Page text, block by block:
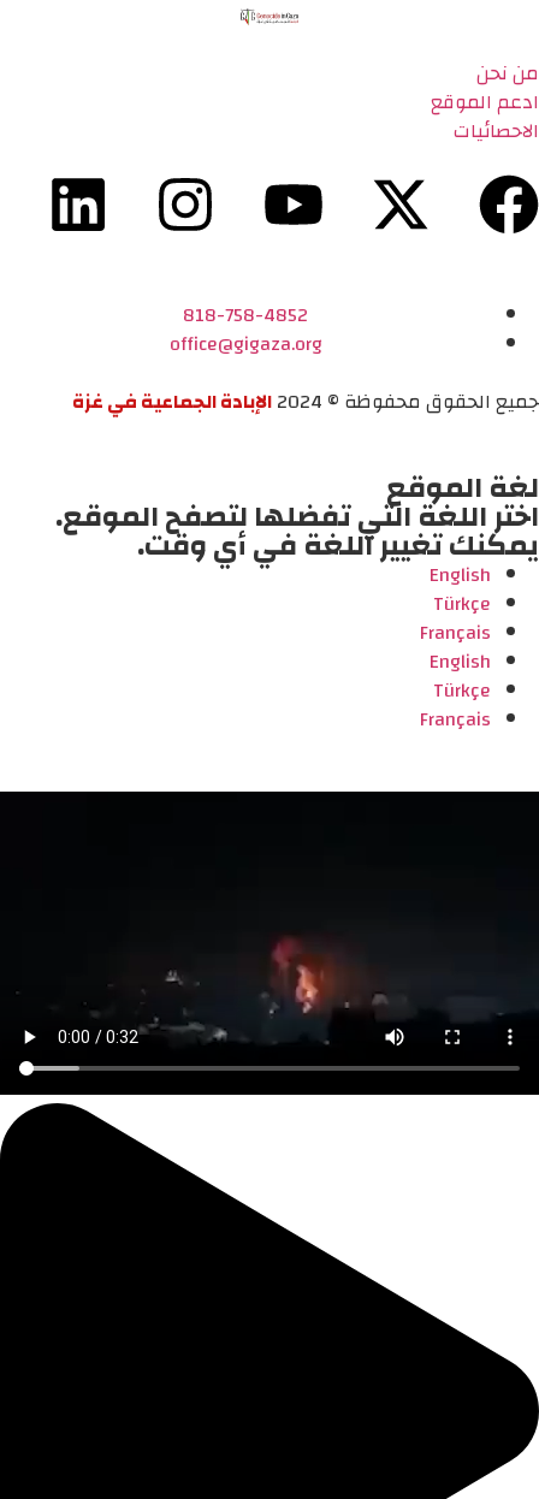
من نحن
ادعم الموقع
الاحصائيات
818-758-4852
office@gigaza.org
جميع الحقوق محفوظة © 2024
الإبادة الجماعية في غزة
لغة الموقع
اختر اللغة التي تفضلها لتصفح الموقع.
يمكنك تغيير اللغة في أي وقت.
English
Türkçe
Français
English
Türkçe
Français